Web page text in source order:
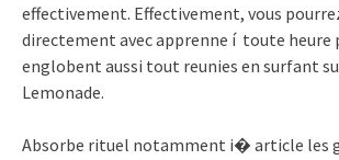
effectivement. Effectivement, vous
directement avec apprenne í toute heure
englobent aussi tout reunies en surfant
Lemonade.
Absorbe rituel notamment i� article les